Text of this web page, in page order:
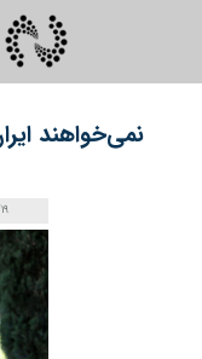
نمی‌خواهند